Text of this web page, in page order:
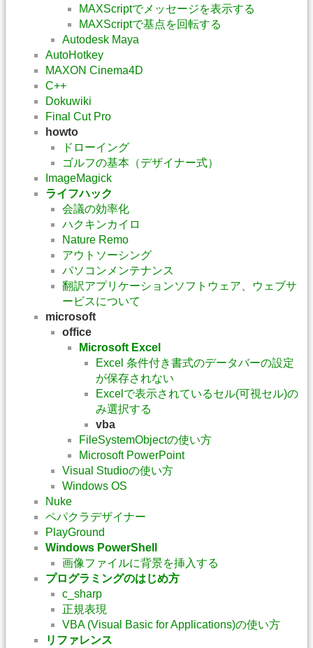
MAXScriptでメッセージを表示する
MAXScriptで基点を回転する
Autodesk Maya
AutoHotkey
MAXON Cinema4D
C++
Dokuwiki
Final Cut Pro
howto
ドローイング
ゴルフの基本（デザイナー式）
ImageMagick
ライフハック
会議の効率化
ハクキンカイロ
Nature Remo
アウトソーシング
パソコンメンテナンス
翻訳アプリケーションソフトウェア、ウェブサ
ービスについて
microsoft
office
Microsoft Excel
Excel 条件付き書式のデータバーの設定
が保存されない
Excelで表示されているセル(可視セル)の
み選択する
vba
FileSystemObjectの使い方
Microsoft PowerPoint
Visual Studioの使い方
Windows OS
Nuke
ペパクラデザイナー
PlayGround
Windows PowerShell
画像ファイルに背景を挿入する
プログラミングのはじめ方
c_sharp
正規表現
VBA (Visual Basic for Applications)の使い方
リファレンス